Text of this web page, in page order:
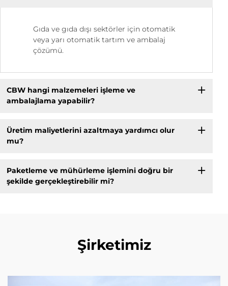
Gıda ve gıda dışı sektörler için otomatik
veya yarı otomatik tartım ve ambalaj
çözümü.
CBW hangi malzemeleri işleme ve
ambalajlama yapabilir?
Üretim maliyetlerini azaltmaya yardımcı olur
mu?
Paketleme ve mühürleme işlemini doğru bir
şekilde gerçekleştirebilir mi?
Şirketimiz